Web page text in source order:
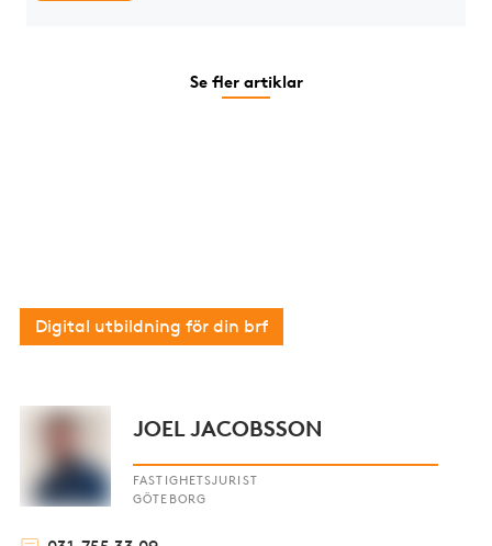
Se fler artiklar
Digital utbildning för din brf
JOEL JACOBSSON
FASTIGHETSJURIST
GÖTEBORG